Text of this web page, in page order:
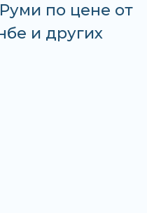
по цене от
и других